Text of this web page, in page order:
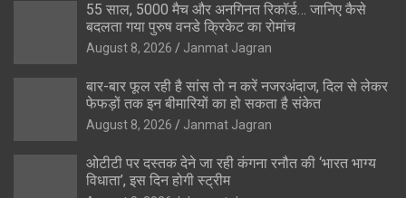
55 साल, 5000 मैच और अनगिनत रिकॉर्ड… जानिए कैसे
बदलता गया पुरुष वनडे क्रिकेट का रोमांच
August 8, 2026 Janmat Jagran
बार-बार फूल रही है सांस तो न करें नजरअंदाज, दिल से लेकर
फेफड़ों तक इन बीमारियों का हो सकता है संकेत
August 8, 2026 Janmat Jagran
ओटीटी पर दस्तक देने जा रही कंगना रनौत की ‘भारत भाग्य
विधाता’, इस दिन होगी स्ट्रीम